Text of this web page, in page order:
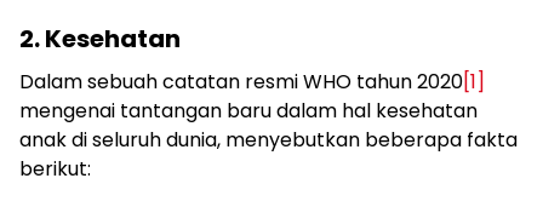
2. Kesehatan
Dalam sebuah catatan resmi WHO tahun 2020[1]
mengenai tantangan baru dalam hal kesehatan
anak di seluruh dunia, menyebutkan beberapa fakta
berikut: